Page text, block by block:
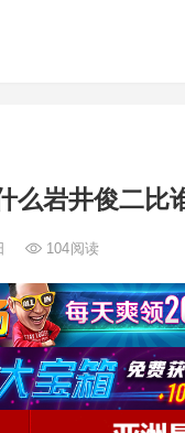
么岩井俊二比
104阅读